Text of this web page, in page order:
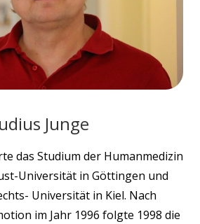
Junge
das Studium der Humanmedizin
Universität in Göttingen und
Universität in Kiel. Nach
im Jahr 1996 folgte 1998 die